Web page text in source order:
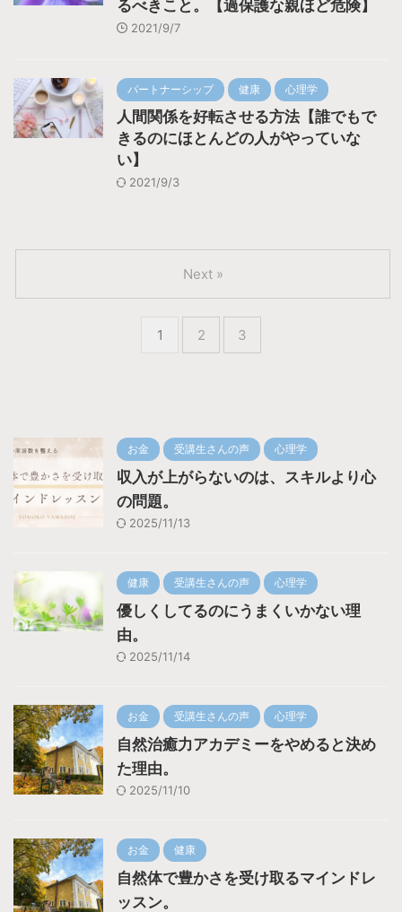
るべきこと。【過保護な親ほど危険】
2021/9/7
パートナーシップ 健康 心理学
人間関係を好転させる方法【誰でもで
きるのにほとんどの人がやっていな
い】
2021/9/3
1 2 3
Next »
お金 受講生さんの声 心理学
収入が上がらないのは、スキルより心
の問題。
2025/11/13
健康 受講生さんの声 心理学
優しくしてるのにうまくいかない理
由。
2025/11/14
お金 受講生さんの声 心理学
自然治癒力アカデミーをやめると決め
た理由。
2025/11/10
お金 健康
自然体で豊かさを受け取るマインドレ
ッスン。